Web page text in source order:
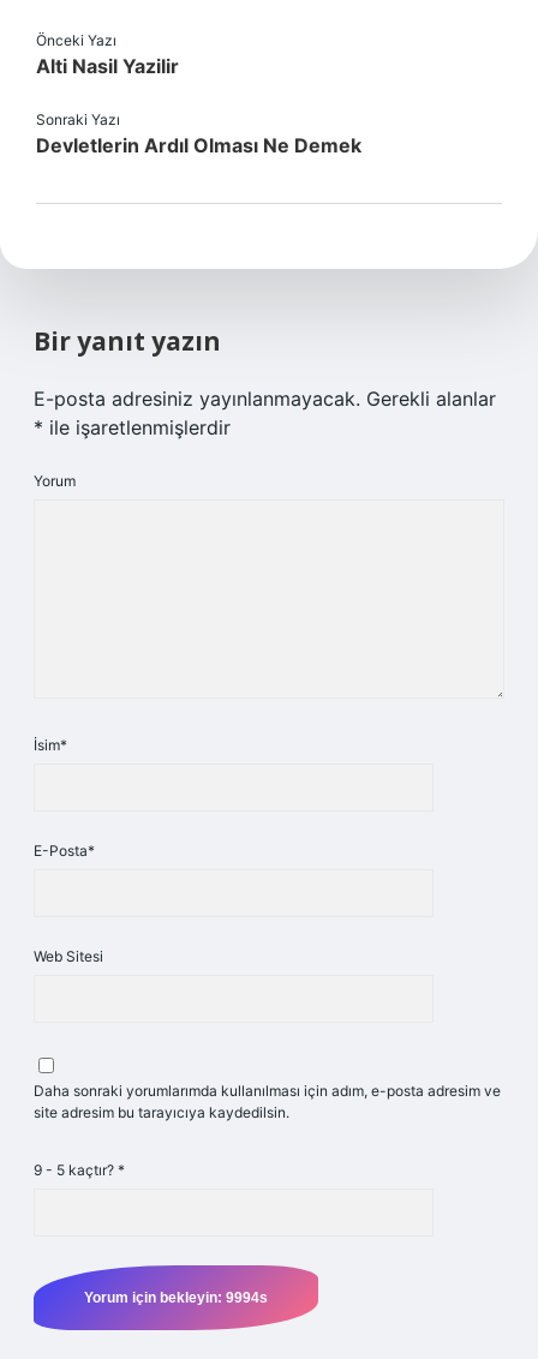
Önceki Yazı
Alti Nasil Yazilir
Sonraki Yazı
Devletlerin Ardıl Olması Ne Demek
Bir yanıt yazın
E-posta adresiniz yayınlanmayacak. Gerekli alanlar
* ile işaretlenmişlerdir
Yorum
İsim*
E-Posta*
Web Sitesi
Daha sonraki yorumlarımda kullanılması için adım, e-posta adresim ve
site adresim bu tarayıcıya kaydedilsin.
9 - 5 kaçtır? *